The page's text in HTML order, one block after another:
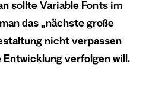
sollte Variable Fonts im
das „nächste große
nicht verpassen
verfolgen will.